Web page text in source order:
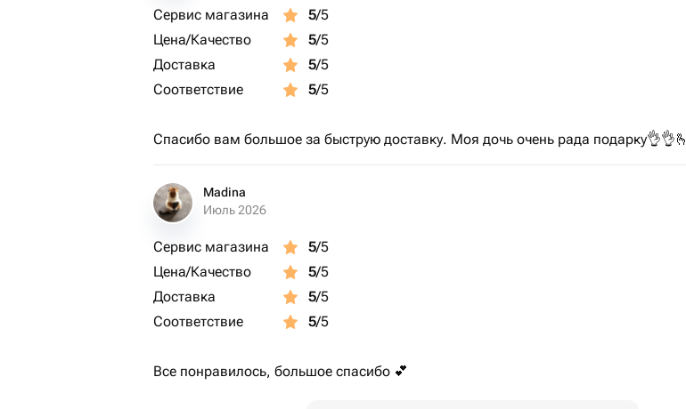
Сервис магазина 5/5
Цена/Качество
5/5
Доставка
5/5
Соответствие
5/5
Спасибо вам большое за быструю доставку. Моя дочь очень рада подарку👌👌🫰
Madina
Июль 2026
Сервис магазина 5/5
Цена/Качество
5/5
Доставка
5/5
Соответствие
5/5
Все понравилось, большое спасибо 💕